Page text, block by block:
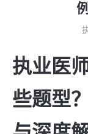
执业医
些题型